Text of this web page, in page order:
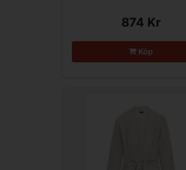
874 Kr
Köp